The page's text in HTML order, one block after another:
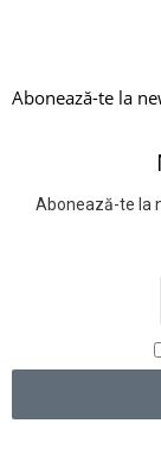
Abonează-te la
Abonează-te la